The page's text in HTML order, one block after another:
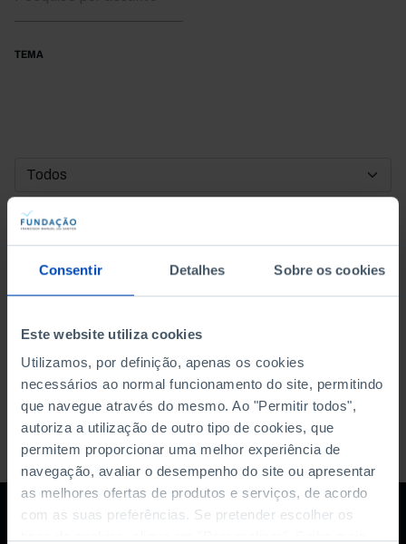
Consentir Detalhes Sobre os cookies
Este website utiliza cookies
Utilizamos, por definição, apenas os cookies
necessários ao normal funcionamento do site, permitindo
que navegue através do mesmo. Ao "Permitir todos",
autoriza a utilização de outro tipo de cookies, que
permitem proporcionar uma melhor experiência de
navegação, avaliar o desempenho do site ou apresentar
as melhores ofertas de produtos e serviços, de acordo
com as suas preferências. Se pretender escolher os
TEMA
DATA DE INÍCIO
DATA DE FIM